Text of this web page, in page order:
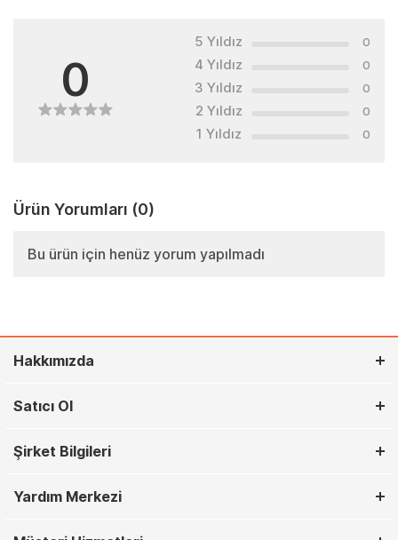
0
5 Yıldız 0
4 Yıldız 0
3 Yıldız 0
2 Yıldız 0
1 Yıldız 0
Ürün Yorumları (0)
Bu ürün için henüz yorum yapılmadı
Hakkımızda
Satıcı Ol
Şirket Bilgileri
Yardım Merkezi